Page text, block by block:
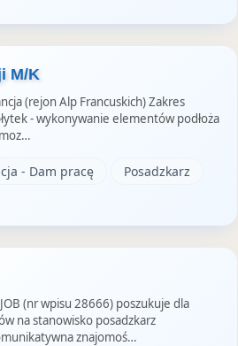
M/K
(rejon Alp Francuskich) Zakres
- wykonywanie elementów podłoża
- Dam pracę Posadzkarz
(nr wpisu 28666) poszukuje dla
na stanowisko posadzkarz
znajomoś…